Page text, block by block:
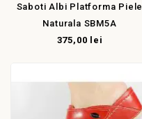
Saboti Albi Platforma Piele
Naturala SBM5A
375,00 lei